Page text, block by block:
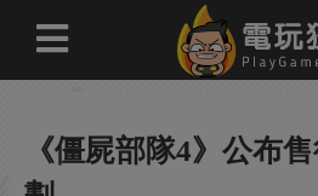
《僵屍部隊4》公布